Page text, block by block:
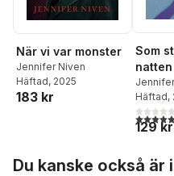
När vi var monster
Jennifer Niven
Häftad, 2025
183 kr
Som
natten
Häftad,
4,8utav
129 kr
Du kanske också är